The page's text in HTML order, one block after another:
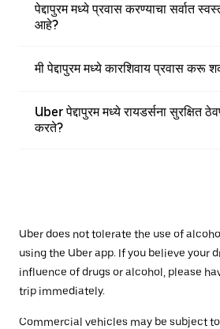
पेद्दापुरम मध्ये प्रवास करण्याचा सर्वात
आहे?
मी पेद्दापुरम मध्ये कारशिवाय प्रवास करू
Uber पेद्दापुरम मध्ये रायडर्सना सुरक्षित
करते?
Uber does not tolerate the use of
using the Uber app. If you believe your
influence of drugs or alcohol, please
trip immediately.
Commercial vehicles may be subject